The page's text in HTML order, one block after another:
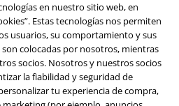
en nuestro sitio web, en
Estas tecnologías nos permiten
usuarios, su comportamiento y sus
colocadas por nosotros, mientras
socios. Nosotros y nuestros socios
la fiabilidad y seguridad de
tu experiencia de compra,